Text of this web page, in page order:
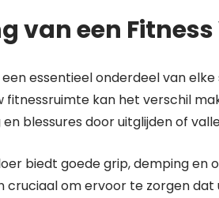
van een
een essentieel onderdeel van
fitnessruimte kan het verschil
blessures door uitglijden of
biedt goede grip, demping en
cruciaal om ervoor te zorgen